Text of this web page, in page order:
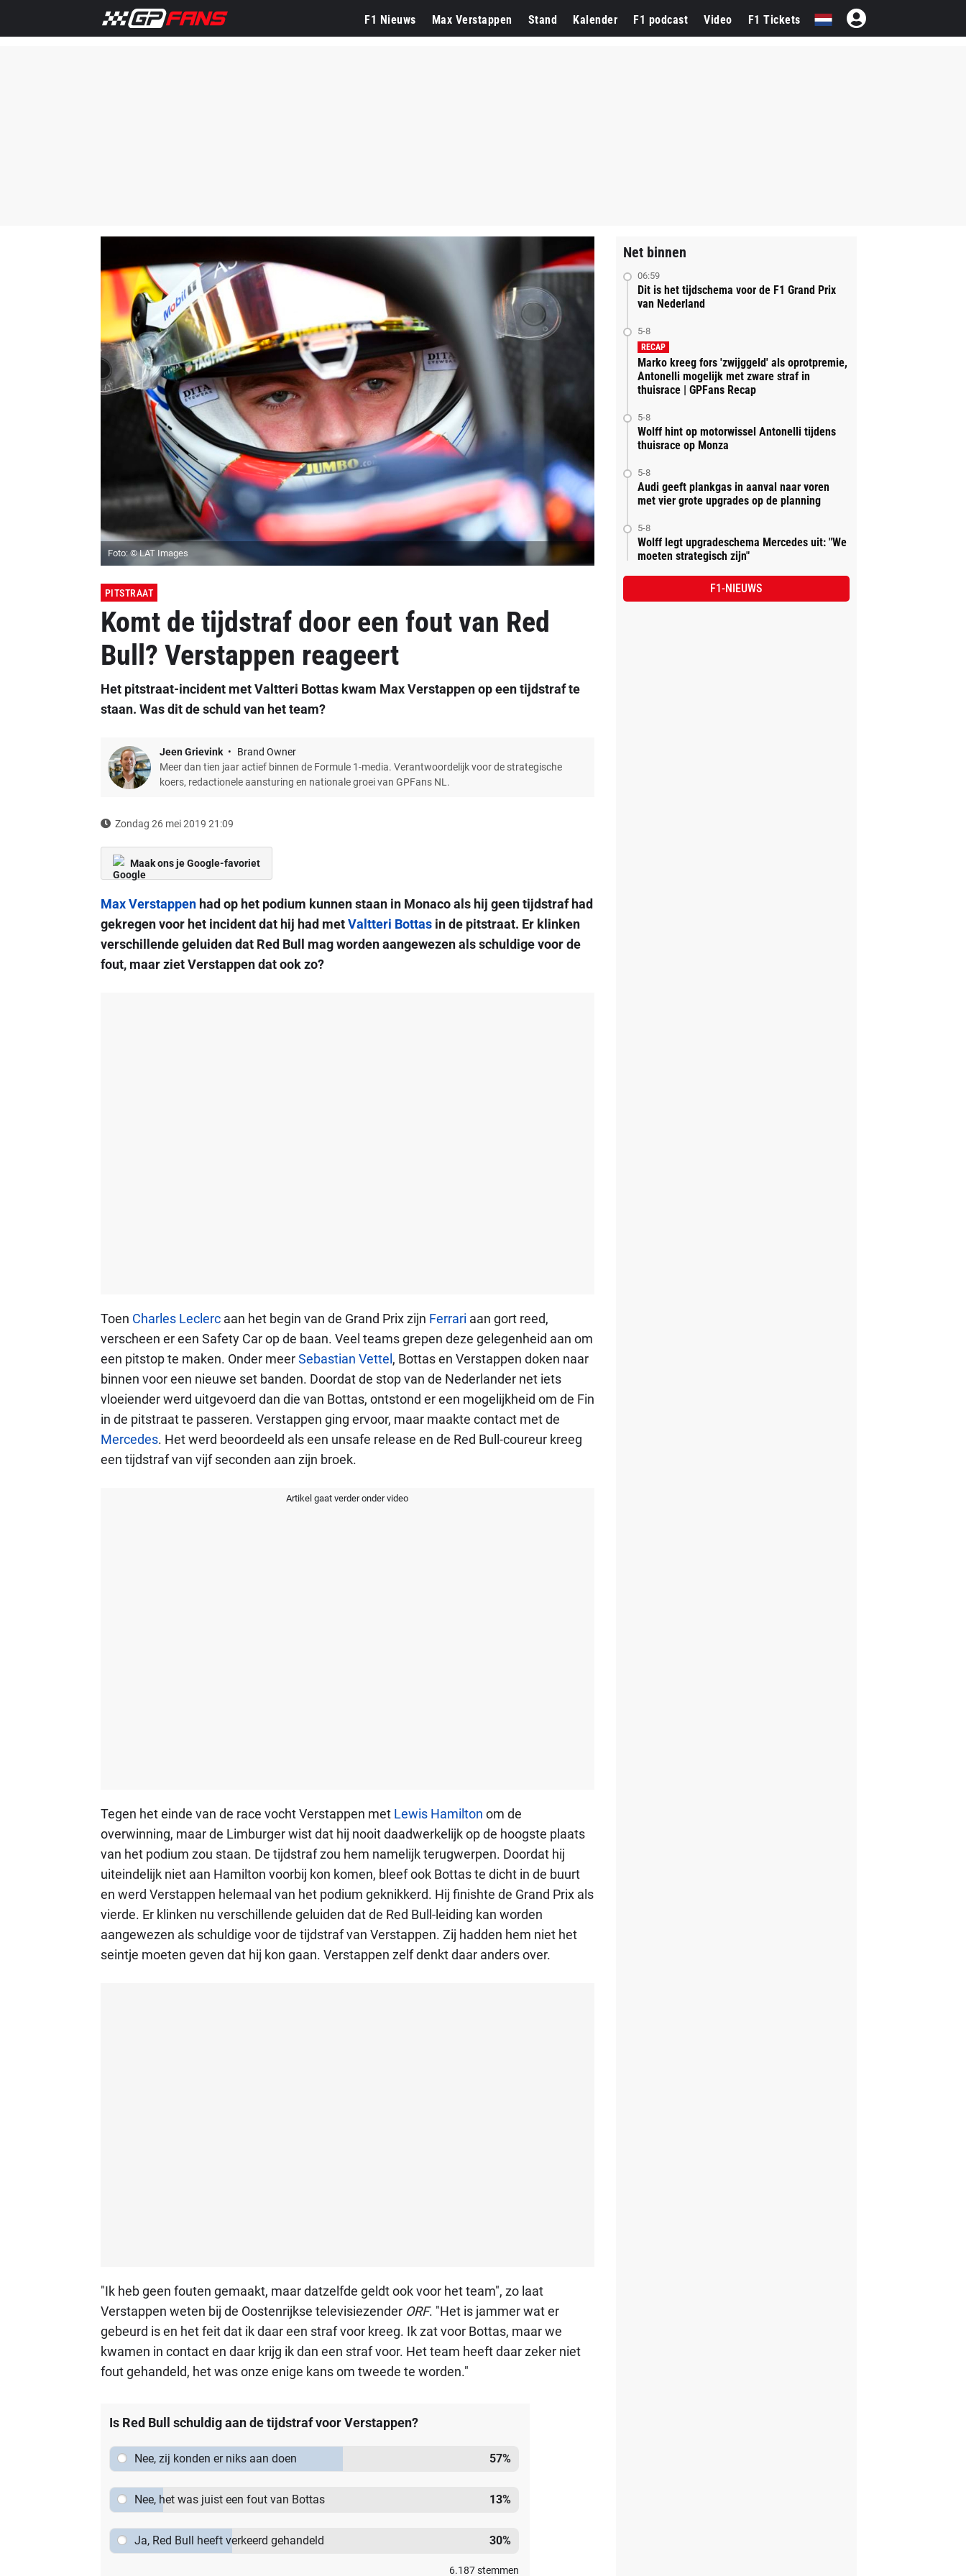
F1 Nieuws Max Verstappen Stand Kalender F1 podcast Video F1 Tickets
Foto: © LAT Images
PITSTRAAT
Komt de tijdstraf door een fout van Red
Bull? Verstappen reageert
Het pitstraat-incident met Valtteri Bottas kwam Max Verstappen op een tijdstraf te
staan. Was dit de schuld van het team?
Jeen Grievink
Brand Owner
Meer dan tien jaar actief binnen de Formule 1-media. Verantwoordelijk voor de strategische
koers, redactionele aansturing en nationale groei van GPFans NL.
Zondag 26 mei 2019 21:09
Maak ons je Google-favoriet
Max Verstappenhad op het podium kunnen staan in Monaco als hij geen tijdstraf had
gekregen voor het incident dat hij had metValtteri Bottasin de pitstraat. Er klinken
verschillende geluiden dat Red Bull mag worden aangewezen als schuldige voor de
fout, maar ziet Verstappen dat ook zo?
Toen Charles Leclercaan het begin van de Grand Prix zijn Ferrari aan gort reed,
verscheen er een Safety Car op de baan. Veel teams grepen deze gelegenheid aan om
een pitstop te maken. Onder meerSebastian Vettel , Bottas en Verstappen doken naar
binnen voor een nieuwe set banden. Doordat de stop van de Nederlander net iets
vloeiender werd uitgevoerd dan die van Bottas, ontstond er een mogelijkheid om de Fin
in de pitstraat te passeren. Verstappen ging ervoor, maar maakte contact met de
Mercedes. Het werd beoordeeld als een unsafe release en de Red Bull-coureur kreeg
een tijdstraf van vijf seconden aan zijn broek.
Artikel gaat verder onder video
Tegen het einde van de race vocht Verstappen met Lewis Hamilton om de
overwinning, maar de Limburger wist dat hij nooit daadwerkelijk op de hoogste plaats
van het podium zou staan. De tijdstraf zou hem namelijk terugwerpen. Doordat hij
uiteindelijk niet aan Hamilton voorbij kon komen, bleef ook Bottas te dicht in de buurt
en werd Verstappen helemaal van het podium geknikkerd. Hij finishte de Grand Prix als
vierde. Er klinken nu verschillende geluiden dat de Red Bull-leiding kan worden
aangewezen als schuldige voor de tijdstraf van Verstappen. Zij hadden hem niet het
seintje moeten geven dat hij kon gaan. Verstappen zelf denkt daar anders over.
"Ik heb geen fouten gemaakt, maar datzelfde geldt ook voor het team", zo laat
Verstappen weten bij de Oostenrijkse televisiezender ORF. "Het is jammer wat er
gebeurd is en het feit dat ik daar een straf voor kreeg. Ik zat voor Bottas, maar we
kwamen in contact en daar krijg ik dan een straf voor. Het team heeft daar zeker niet
fout gehandeld, het was onze enige kans om tweede te worden."
Is Red Bull schuldig aan de tijdstraf voor Verstappen?
Nee, zij konden er niks aan doen 57%
Nee, het was juist een fout van Bottas 13%
Ja, Red Bull heeft verkeerd gehandeld 30%
6.187stemmen
Net binnen
06:59
Dit is het tijdschema voor de F1 Grand Prix
van Nederland
5-8
RECAP
Marko kreeg fors 'zwijggeld' als oprotpremie,
Antonelli mogelijk met zware straf in
thuisrace | GPFans Recap
5-8
Wolff hint op motorwissel Antonelli tijdens
thuisrace op Monza
5-8
Audi geeft plankgas in aanval naar voren
met vier grote upgrades op de planning
5-8
Wolff legt upgradeschema Mercedes uit: "We
moeten strategisch zijn"
F1-NIEUWS